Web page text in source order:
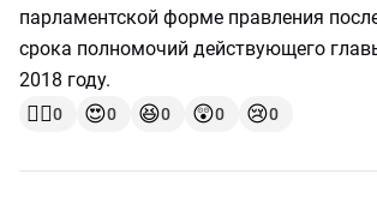
парламентской форме правления
срока полномочий действующего
2018 году.
👍🏻0 😍0 😆0 😲0 😢0